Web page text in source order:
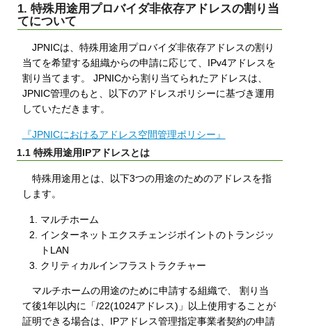
1. 特殊用途用プロバイダ非依存アドレスの割り当
てについて
JPNICは、特殊用途用プロバイダ非依存アドレスの割り
当てを希望する組織からの申請に応じて、IPv4アドレスを
割り当てます。 JPNICから割り当てられたアドレスは、
JPNIC管理のもと、以下のアドレスポリシーに基づき運用
していただきます。
『JPNICにおけるアドレス空間管理ポリシー』
1.1 特殊用途用IPアドレスとは
特殊用途用とは、以下3つの用途のためのアドレスを指
します。
マルチホーム
インターネットエクスチェンジポイントのトランジッ
トLAN
クリティカルインフラストラクチャー
マルチホームの用途のために申請する組織で、 割り当
て後1年以内に「/22(1024アドレス)」以上使用することが
証明できる場合は、IPアドレス管理指定事業者契約の申請